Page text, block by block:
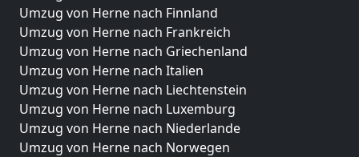
Umzug von Herne nach Finnland
Umzug von Herne nach Frankreich
Umzug von Herne nach Griechenland
Umzug von Herne nach Italien
Umzug von Herne nach Liechtenstein
Umzug von Herne nach Luxemburg
Umzug von Herne nach Niederlande
Umzug von Herne nach Norwegen